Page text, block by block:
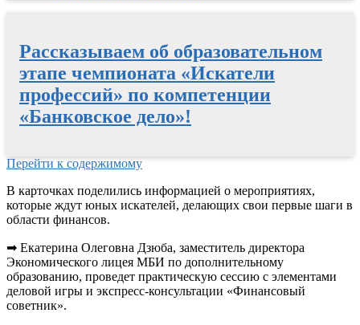
Рассказываем об образовательном
этапе чемпионата «Искатели
профессий» по компетенции
«Банковское дело»!
Перейти к содержимому
В карточках поделились информацией о мероприятиях,
которые ждут юных искателей, делающих свои первые шаги в
области финансов.
➡ Екатерина Олеговна Дзюба, заместитель директора
Экономического лицея МБИ по дополнительному
образованию, проведет практическую сессию с элементами
деловой игры и экспресс-консультации «Финансовый
советник».